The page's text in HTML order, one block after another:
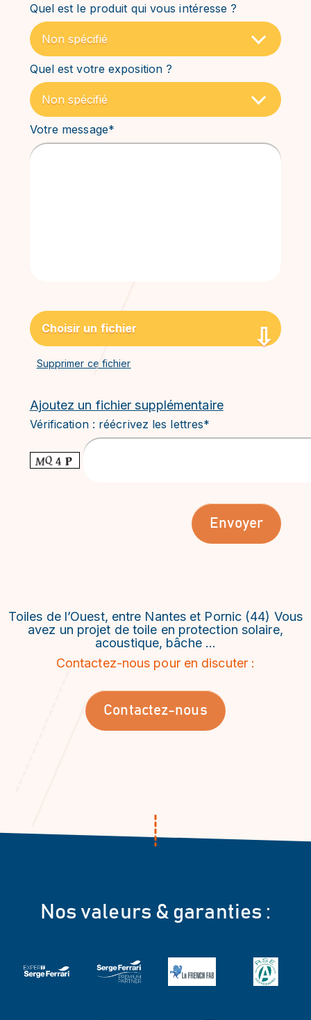
Quel est le produit qui vous intéresse ?
Quel est votre exposition ?
Votre message*
Choisir un fichier
Supprimer ce fichier
Ajoutez un fichier supplémentaire
Vérification : réécrivez les lettres*
Veuillez laisser ce champ vide.
Toiles de l’Ouest, entre Nantes et Pornic (44) Vous
avez un projet de toile en protection solaire,
acoustique, bâche …
Contactez-nous pour en discuter :
Contactez-nous
Nos valeurs & garanties :